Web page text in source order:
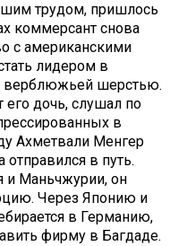
трудом, пришлось
коммерсант снова
с американскими
лидером в
верблюжьей шерстью.
дочь, слушал по
в
Ахметвали Менгер
в путь.
и Маньчжурии, он
Через Японию и
в Германию,
фирму в Багдаде.